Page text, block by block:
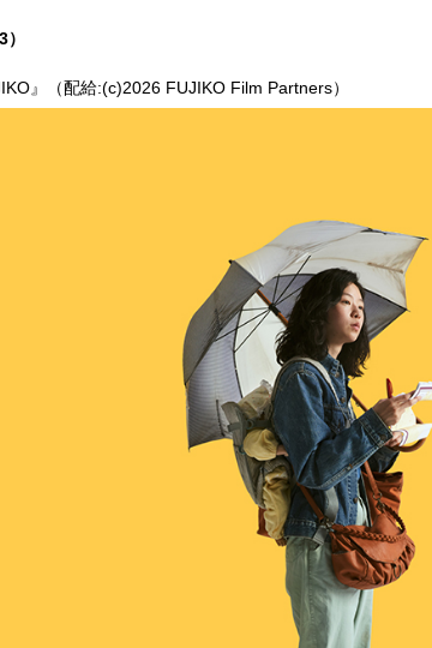
』（配給:(c)2026 FUJIKO Film Partners）